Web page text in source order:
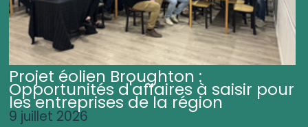
Projet éolien Broughton :
Opportunités d'affaires à saisir pour
les entreprises de la région
9 juillet 2026